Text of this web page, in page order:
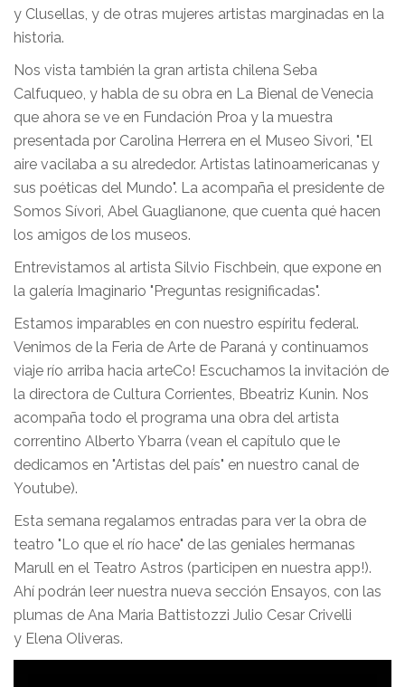
y Clusellas, y de otras mujeres artistas marginadas en la
historia.
Nos vista también la gran artista chilena Seba
Calfuqueo, y habla de su obra en La Bienal de Venecia
que ahora se ve en Fundación Proa y la muestra
presentada por Carolina Herrera en el Museo Sivori, "El
aire vacilaba a su alrededor. Artistas latinoamericanas y
sus poéticas del Mundo". La acompaña el presidente de
Somos Sívori, Abel Guaglianone, que cuenta qué hacen
los amigos de los museos.
Entrevistamos al artista Silvio Fischbein, que expone en
la galería Imaginario "Preguntas resignificadas".
Estamos imparables en con nuestro espíritu federal.
Venimos de la Feria de Arte de Paraná y continuamos
viaje río arriba hacia arteCo! Escuchamos la invitación de
la directora de Cultura Corrientes, Bbeatriz Kunin. Nos
acompaña todo el programa una obra del artista
correntino Alberto Ybarra (vean el capítulo que le
dedicamos en "Artistas del país" en nuestro canal de
Youtube).
Esta semana regalamos entradas para ver la obra de
teatro "Lo que el río hace" de las geniales hermanas
Marull en el Teatro Astros (participen en nuestra app!).
Ahí podrán leer nuestra nueva sección Ensayos, con las
plumas de Ana Maria Battistozzi Julio Cesar Crivelli
y Elena Oliveras.